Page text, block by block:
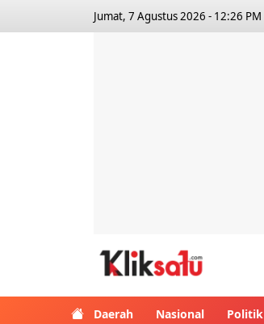
Jumat, 7 Agustus 2026 - 12:26 PM
Daerah Nasional Politik